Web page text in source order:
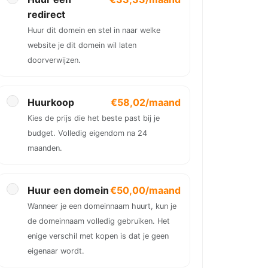
redirect
Huur dit domein en stel in naar welke
website je dit domein wil laten
doorverwijzen.
Huurkoop €58,02/maand
Kies de prijs die het beste past bij je
budget. Volledig eigendom na 24
maanden.
Huur een domein€50,00/maand
Wanneer je een domeinnaam huurt, kun je
de domeinnaam volledig gebruiken. Het
enige verschil met kopen is dat je geen
eigenaar wordt.